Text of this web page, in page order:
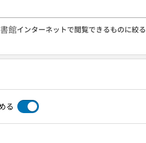
館インターネットで閲覧できるものに絞る
る